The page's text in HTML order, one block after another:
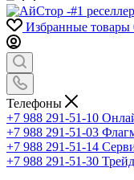
Избранные товары
Телефоны
+7 988 291-51-10
+7 988 291-51-03
+7 988 291-51-14
+7 988 291-51-30